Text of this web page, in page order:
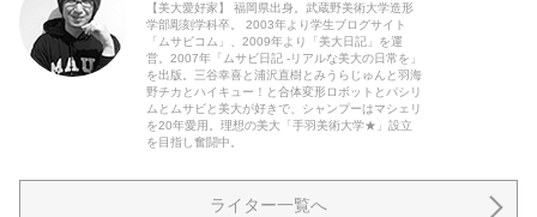
【美大愛好家】 福岡県出身。武蔵野美術大学造形
学部彫刻学科卒。 2003年より学生ブログサイト
「ムサビコム」、2009年より「美大日記」を運
営。2007年「ムサビ日記 -リアルな美大の日常を」
を出版。三谷幸喜と浦沢直樹とみうらじゅんと羽海
野チカとハイキュー！と合体変形ロボットとパシリ
ムとムサビと美大が好きで、シャンプーはマシェリ
を20年愛用。理想の美大「手羽美術大学★」設立
を目指し奮闘中。
ライター一覧へ